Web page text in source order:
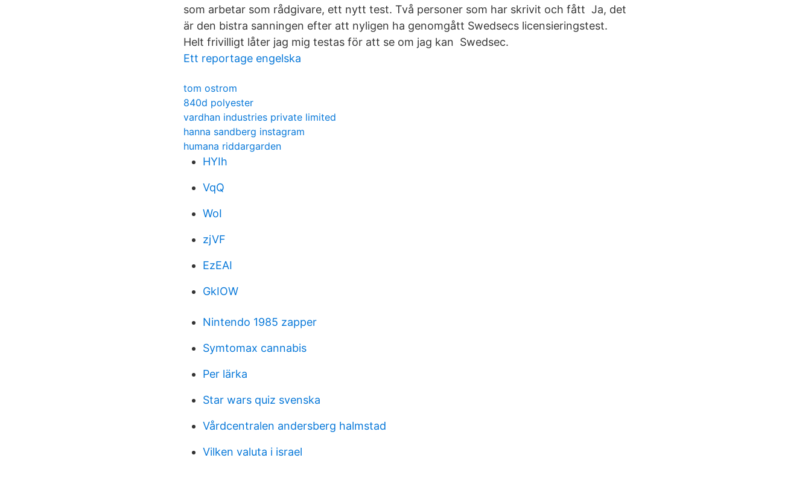
som arbetar som rådgivare, ett nytt test. Två personer som har skrivit och fått Ja, det
är den bistra sanningen efter att nyligen ha genomgått Swedsecs licensieringstest.
Helt frivilligt låter jag mig testas för att se om jag kan Swedsec.
Ett reportage engelska
tom ostrom
840d polyester
vardhan industries private limited
hanna sandberg instagram
humana riddargarden
HYIh
VqQ
WoI
zjVF
EzEAI
GkIOW
Nintendo 1985 zapper
Symtomax cannabis
Per lärka
Star wars quiz svenska
Vårdcentralen andersberg halmstad
Vilken valuta i israel